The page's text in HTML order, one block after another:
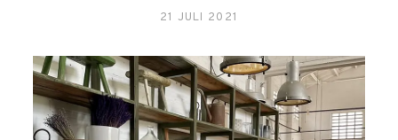
CONTACT
21 JULI 2021